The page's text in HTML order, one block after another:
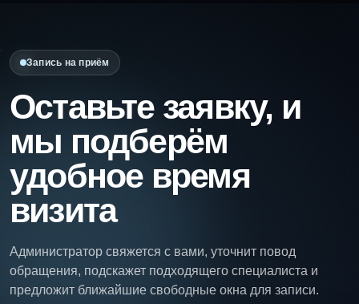
Запись на приём
Оставьте заявку, и
мы подберём
удобное время
визита
Администратор свяжется с вами, уточнит повод
обращения, подскажет подходящего специалиста и
предложит ближайшие свободные окна для записи.